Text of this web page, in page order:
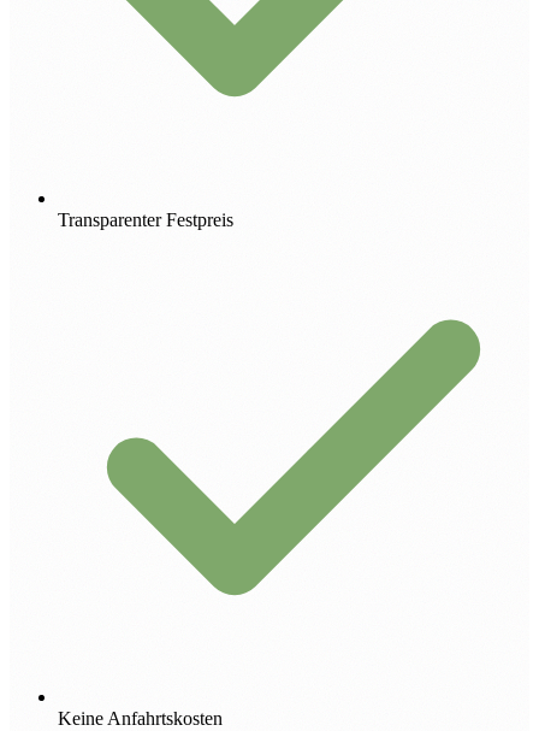
Transparenter Festpreis
Keine Anfahrtskosten